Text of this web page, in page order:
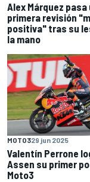
Alex Márquez pasa
primera revisión
positiva" tras su
la mano
MOTO329 jun 2025
Valentín Perrone
Assen su primer
Moto3